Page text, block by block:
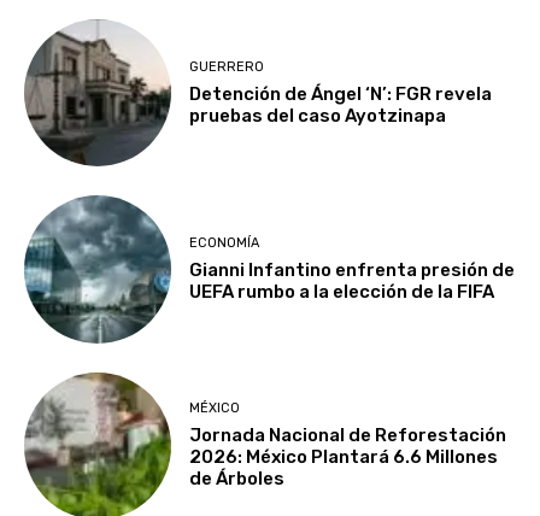
GUERRERO
Detención de Ángel ‘N’: FGR revela
pruebas del caso Ayotzinapa
ECONOMÍA
Gianni Infantino enfrenta presión de
UEFA rumbo a la elección de la FIFA
MÉXICO
Jornada Nacional de Reforestación
2026: México Plantará 6.6 Millones
de Árboles